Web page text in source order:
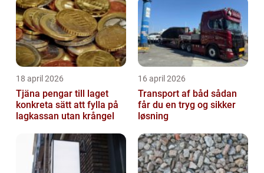
18 april 2026
Tjäna pengar till laget
konkreta sätt att fylla på
lagkassan utan krångel
16 april 2026
Transport af båd sådan
får du en tryg og sikker
løsning